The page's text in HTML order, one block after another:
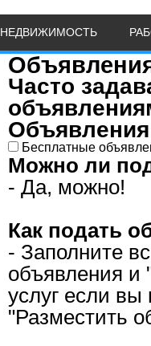
НЕДВИЖИМОСТЬ
Часто
Бесплатные
Можно ли
- Да, можно!
Как подать
- Заполните
объявления и
услуг если
"Разместить